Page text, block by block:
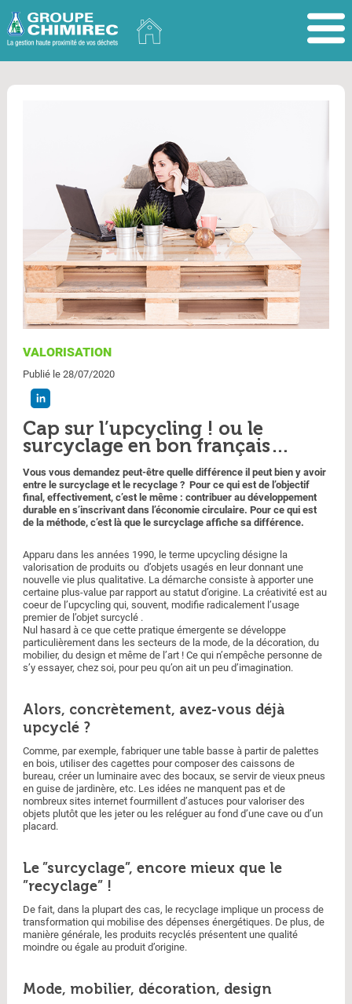
VALORISATION
Publié le 28/07/2020
Cap sur l’upcycling ! ou le
surcyclage en bon français…
Vous vous demandez peut-être quelle différence il peut bien y avoir
entre le surcyclage et le recyclage ? Pour ce qui est de l’objectif
final, effectivement, c’est le même : contribuer au développement
durable en s’inscrivant dans l’économie circulaire. Pour ce qui est
de la méthode, c’est là que le surcyclage affiche sa différence.
Apparu dans les années 1990, le terme upcycling désigne la
valorisation de produits ou d’objets usagés en leur donnant une
nouvelle vie plus qualitative. La démarche consiste à apporter une
certaine plus-value par rapport au statut d’origine. La créativité est au
coeur de l’upcycling qui, souvent, modifie radicalement l’usage
premier de l’objet surcyclé .
Nul hasard à ce que cette pratique émergente se développe
particulièrement dans les secteurs de la mode, de la décoration, du
mobilier, du design et même de l’art ! Ce qui n’empêche personne de
s’y essayer, chez soi, pour peu qu’on ait un peu d’imagination.
Alors, concrètement, avez-vous déjà
upcyclé ?
Comme, par exemple, fabriquer une table basse à partir de palettes
en bois, utiliser des cagettes pour composer des caissons de
bureau, créer un luminaire avec des bocaux, se servir de vieux pneus
en guise de jardinère, etc. Les idées ne manquent pas et de
nombreux sites internet fourmillent d’astuces pour valoriser des
objets plutôt que les jeter ou les reléguer au fond d’une cave ou d’un
placard.
Le ”surcyclage”, encore mieux que le
”recyclage” !
De fait, dans la plupart des cas, le recyclage implique un process de
transformation qui mobilise des dépenses énergétiques. De plus, de
manière générale, les produits recyclés présentent une qualité
moindre ou égale au produit d’origine.
Mode, mobilier, décoration, design